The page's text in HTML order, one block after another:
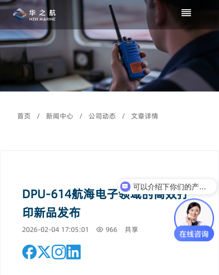
首页 / 新闻中心 / 公司动态 / 文章详情
DPU-614航海电子领域的高效打
印新品发布
2026-02-04 17:05:01 966 共享
可以介绍下你们的产品么？